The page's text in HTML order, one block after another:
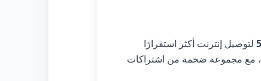
لتوصيل إنترنت أكثر استقرارًا
مع مجموعة ضخمة من اشتراكات